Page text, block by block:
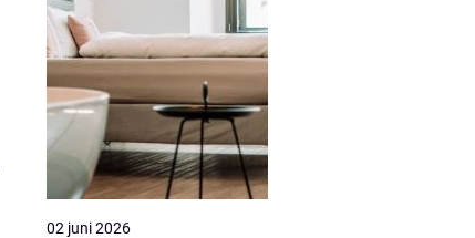
02 juni 2026